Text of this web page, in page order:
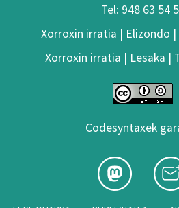
Tel: 948 63 54
Xorroxin irratia | Elizondo |
Xorroxin irratia | Lesaka |
Codesyntaxek